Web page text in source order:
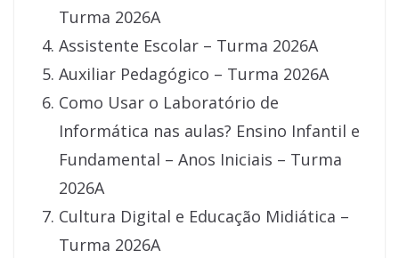
Turma 2026A
Assistente Escolar – Turma 2026A
Auxiliar Pedagógico – Turma 2026A
Como Usar o Laboratório de
Informática nas aulas? Ensino Infantil e
Fundamental – Anos Iniciais – Turma
2026A
Cultura Digital e Educação Midiática –
Turma 2026A